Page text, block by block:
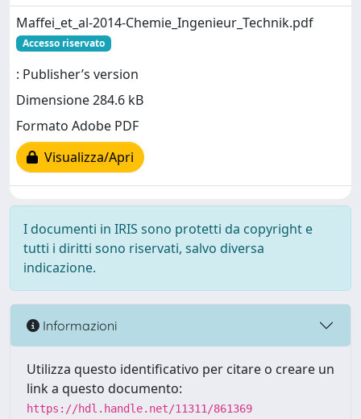
Maffei_et_al-2014-Chemie_Ingenieur_Technik.pdf
Accesso riservato
: Publisher’s version
Dimensione 284.6 kB
Formato Adobe PDF
Visualizza/Apri
I documenti in IRIS sono protetti da copyright e
tutti i diritti sono riservati, salvo diversa
indicazione.
Informazioni
Utilizza questo identificativo per citare o creare un
link a questo documento:
https://hdl.handle.net/11311/861369